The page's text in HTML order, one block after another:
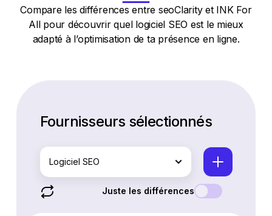
Compare les différences entre seoClarity et INK For
All pour découvrir quel logiciel SEO est le mieux
adapté à l’optimisation de ta présence en ligne.
Fournisseurs sélectionnés
Logiciel SEO
Juste les différences